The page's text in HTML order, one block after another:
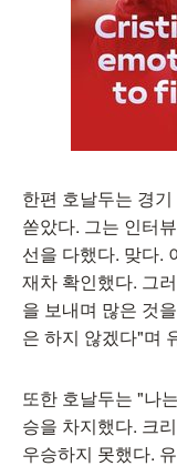
한편 호날두는 경
쏟았다. 그는 인터
선을 다했다. 맞다.
재차 확인했다. 그
을 보내며 많은 것
은 하지 않겠다"며
또한 호날두는 "나
승을 차지했다. 크
우승하지 못했다.